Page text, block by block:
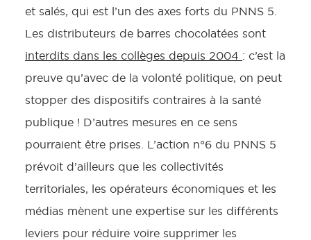
et salés, qui est l’un des axes forts du PNNS 5.
Les distributeurs de barres chocolatées sont
interdits dans les collèges depuis 2004 : c’est la
preuve qu’avec de la volonté politique, on peut
stopper des dispositifs contraires à la santé
publique ! D’autres mesures en ce sens
pourraient être prises. L’action n°6 du PNNS 5
prévoit d’ailleurs que les collectivités
territoriales, les opérateurs économiques et les
médias mènent une expertise sur les différents
leviers pour réduire voire supprimer les